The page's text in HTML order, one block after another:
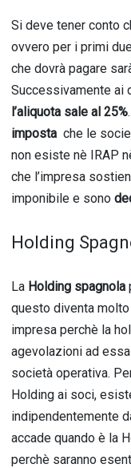
Si deve tener conto
ovvero per i primi
che dovrà pagare
Successivamente ai
l’aliquota sale al 25%
imposta che le
non esiste nè IRAP
che l’impresa
imponibile e sono
Holding
La Holding spagnola
questo diventa
impresa perchè la
agevolazioni ad
società operativa.
Holding ai soci,
indipendentemente
accade quando è la
perchè saranno